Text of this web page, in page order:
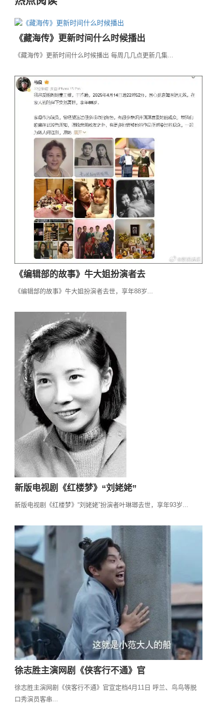
《藏海传》更新时间什么时候播出
《藏海传》更新时间什么时候播出 每周几几点更新几集...
《编辑部的故事》牛大姐扮演者去
《编辑部的故事》牛大姐扮演者去世，享年88岁...
新版电视剧《红楼梦》“刘姥姥”
新版电视剧《红楼梦》“刘姥姥”扮演者叶琳瑯去世，享年93岁...
徐志胜主演网剧《侠客行不通》官
徐志胜主演网剧《侠客行不通》官宣定档4月11日 呼兰、鸟鸟等脱
口秀演员客串...